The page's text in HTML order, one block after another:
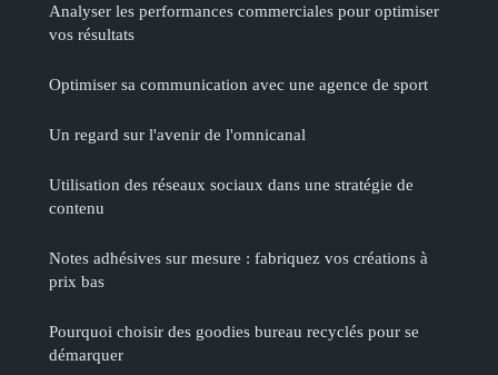
Analyser les performances commerciales pour optimiser
vos résultats
Optimiser sa communication avec une agence de sport
Un regard sur l'avenir de l'omnicanal
Utilisation des réseaux sociaux dans une stratégie de
contenu
Notes adhésives sur mesure : fabriquez vos créations à
prix bas
Pourquoi choisir des goodies bureau recyclés pour se
démarquer